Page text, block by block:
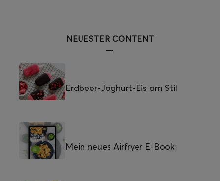
NEUESTER CONTENT
Erdbeer-Joghurt-Eis am Stil
Mein neues Airfryer E-Book